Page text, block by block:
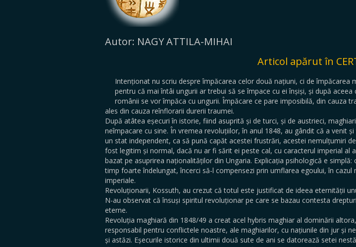
Autor: NAGY ATTILA-MIHAI
Articol apărut în
Intenționat nu scriu despre împăcarea celor două națiuni, ci de împăcarea
pentru că mai întâi ungurii ar trebui să se împace cu ei înșiși, și după aceea
românii se vor împăca cu ungurii. Împăcare ce pare imposibilă, din cauza
ales din cauza reînflorarii durerii traumei.
După atâtea eșecuri în istorie, fiind asuprită și de turci, și de austrieci,
neîmpacare cu sine. În vremea revoluțiilor, în anul 1848, au gândit că a venit
un stat independent, ca să pună capăt acestei frustrări, acestei nemulțumiri
fost legitim și normal, dacă nu ar fi sărit ei peste cal, cu caracterul imperial al
bazat pe asuprirea naționalităților din Ungaria. Explicația psihologică e simplă:
timp foarte îndelungat, încerci să-l compensezi prin umflarea egoului, în cazul
imperiale.
Revoluționarii, Kossuth, au crezut că totul este justificat de ideea eternității
N-au observat că însuși spiritul revoluționar pe care se bazau contesta
eterne.
Revoluția maghiară din 1848/49 a creat acel hybris maghiar al dominării
responsabil pentru conflictele noastre, ale maghiarilor, cu națiunile din jur și
și astăzi. Eșecurile istorice din ultimii două sute de ani se datorează setei